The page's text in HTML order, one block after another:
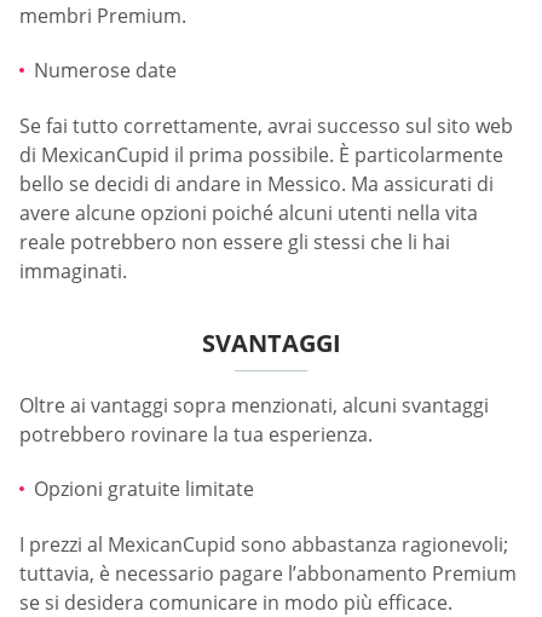
membri Premium.
Numerose date
Se fai tutto correttamente, avrai successo sul sito web
di MexicanCupid il prima possibile. È particolarmente
bello se decidi di andare in Messico. Ma assicurati di
avere alcune opzioni poiché alcuni utenti nella vita
reale potrebbero non essere gli stessi che li hai
immaginati.
SVANTAGGI
Oltre ai vantaggi sopra menzionati, alcuni svantaggi
potrebbero rovinare la tua esperienza.
Opzioni gratuite limitate
I prezzi al MexicanCupid sono abbastanza ragionevoli;
tuttavia, è necessario pagare l’abbonamento Premium
se si desidera comunicare in modo più efficace.